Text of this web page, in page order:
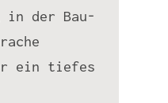
in der Bau-
ein tiefes